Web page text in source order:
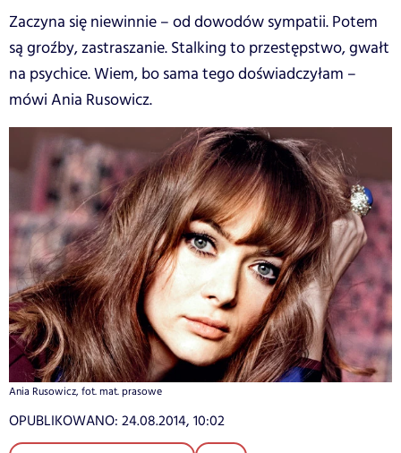
Zaczyna się niewinnie – od dowodów sympatii. Potem
są groźby, zastraszanie. Stalking to przestępstwo, gwałt
na psychice. Wiem, bo sama tego doświadczyłam –
mówi Ania Rusowicz.
Ania Rusowicz, fot. mat. prasowe
OPUBLIKOWANO: 24.08.2014, 10:02